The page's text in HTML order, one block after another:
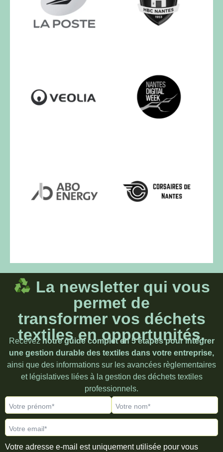
La newsletter qui vous
permet de
transformer vos déchets
textiles en opportunités.
Receveznotre guide complet en 5 étapes pour intégrer
une gestion durable des textiles dans votre entreprise,
ainsi que des informations sur les avancées règlementaires
et législatives liées à la gestion des déchets textiles
professionnels.
Votre prénom* Votre nom*
Votre email*
Votre adresse e-mail est uniquement utilisée pour vous